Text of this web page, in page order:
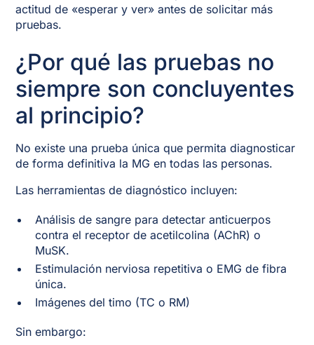
actitud de «esperar y ver» antes de solicitar más
pruebas.
¿Por qué las pruebas no
siempre son concluyentes
al principio?
No existe una prueba única que permita diagnosticar
de forma definitiva la MG en todas las personas.
Las herramientas de diagnóstico incluyen:
Análisis de sangre para detectar anticuerpos
contra el receptor de acetilcolina (AChR) o
MuSK.
Estimulación nerviosa repetitiva o EMG de fibra
única.
Imágenes del timo (TC o RM)
Sin embargo: